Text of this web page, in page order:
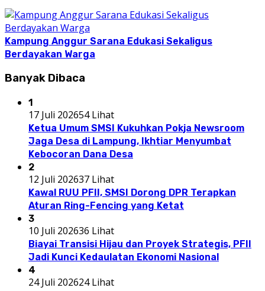
Kampung Anggur Sarana Edukasi Sekaligus
Berdayakan Warga
Banyak Dibaca
1
17 Juli 202654 Lihat
Ketua Umum SMSI Kukuhkan Pokja Newsroom
Jaga Desa di Lampung, Ikhtiar Menyumbat
Kebocoran Dana Desa
2
12 Juli 202637 Lihat
Kawal RUU PFII, SMSI Dorong DPR Terapkan
Aturan Ring-Fencing yang Ketat
3
10 Juli 202636 Lihat
Biayai Transisi Hijau dan Proyek Strategis, PFII
Jadi Kunci Kedaulatan Ekonomi Nasional
4
24 Juli 202624 Lihat